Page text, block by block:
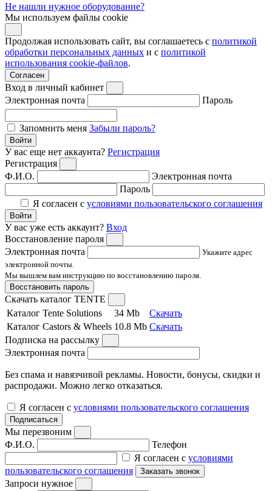
Не нашли нужное оборудование?
Мы используем файлы cookie
Продолжая использовать сайт, вы соглашаетесь с политикой
обработки персональных данных и с политикой
использования cookie-файлов.
Согласен
Вход в личный кабинет
Электронная почта
Пароль
Запомнить меня Забыли пароль?
Войти
У вас еще нет аккаунта? Регистрация
Регистрация
Ф.И.О.
Электронная почта
Пароль
Я согласен с условиями пользовательского соглашения
Войти
У вас уже есть аккаунт? Вход
Восстановление пароля
Электронная почта
Укажите адрес
электронной почты.
Мы вышлем вам инструкцию по восстановлению пароля.
Восстановить пароль
Скачать каталог TENTE
Каталог Tente Solutions
34 Mb
Скачать
Каталог Castors & Wheels 10.8 Mb Скачать
Подписка на рассылку
Электронная почта
Без спама и навязчивой рекламы. Новости, бонусы, скидки и
распродажи. Можно легко отказаться.
Я согласен с условиями пользовательского соглашения
Подписаться
Мы перезвоним
Ф.И.О.
Телефон
Я согласен с условиями
пользовательского соглашения
Заказать звонок
Запроси нужное